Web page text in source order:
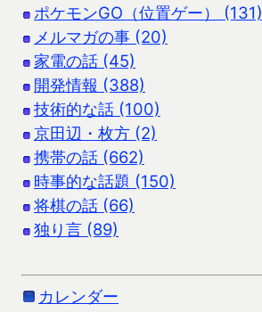
ポケモンGO（位置ゲー） (131)
メルマガの事 (20)
家電の話 (45)
開発情報 (388)
技術的な話 (100)
京田辺・枚方 (2)
携帯の話 (662)
時事的な話題 (150)
将棋の話 (66)
独り言 (89)
カレンダー